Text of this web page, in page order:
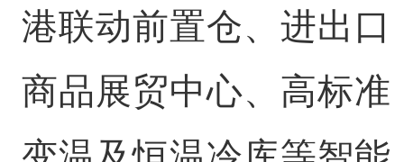
港联动前置仓、进出口
商品展贸中心、高标准